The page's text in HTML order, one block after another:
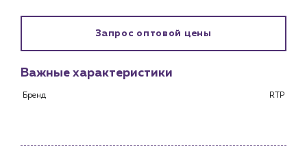
Застройщикам
Монтажным бригадам
Запрос оптовой цены
Важные характеристики
Бренд RTP